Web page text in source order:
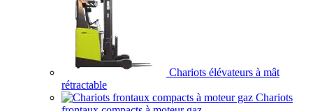
Chariots élévateurs à mât
rétractable
Chariots